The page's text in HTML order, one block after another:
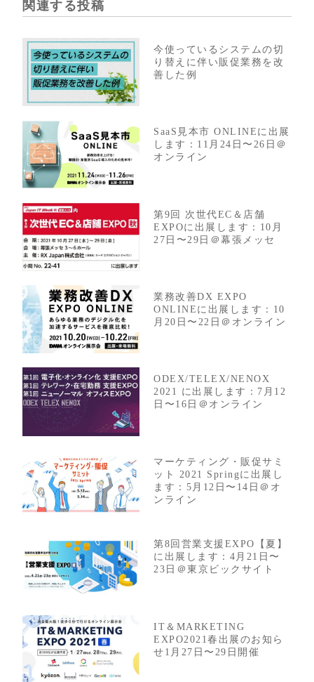
関連する投稿
今使っているシステムの切
り替えに伴い販促業務を改
善した例
SaaS見本市 ONLINEに出展
します：11月24日〜26日＠
オンライン
第9回 次世代EC＆店舗
EXPOに出展します：10月
27日〜29日＠幕張メッセ
業務改善DX EXPO
ONLINEに出展します：10
月20日〜22日＠オンライン
ODEX/TELEX/NENOX
2021 に出展します：7月12
日〜16日＠オンライン
マーケティング・販促サミ
ット 2021 Springに出展し
ます：5月12日〜14日＠オ
ンライン
第8回営業支援EXPO【夏】
に出展します：4月21日〜
23日＠東京ビックサイト
IT＆MARKETING
EXPO2021春出展のお知ら
せ1月27日〜29日開催